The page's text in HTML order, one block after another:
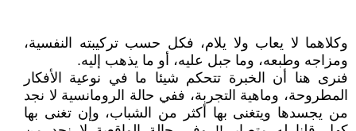
وكلاهما لا يعاب ولا يلام، فكل حسب تركيبته النفسية،
ومزاجه وطبعه، وما جبل عليه، أو ما يذهب إليه.
فنرى هنا أن الخبرة تتحكم شيئا ما في نوعية الأفكار
المطروحة، وماهية التجربة، ففي حالة الرومانسية لا نجد
من يجسدها ويتغنى بها أكثر من الشباب، وإن تغنى بها